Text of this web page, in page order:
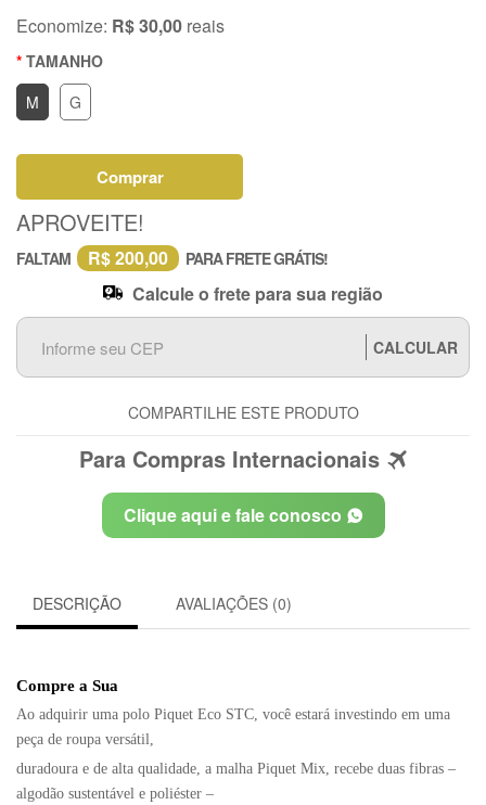
Economize: R$ 30,00 reais
TAMANHO
M
G
Comprar
APROVEITE!
FALTAM R$ 200,00 PARA FRETE GRÁTIS!
Calcule o frete para sua região
CALCULAR
COMPARTILHE ESTE PRODUTO
Para Compras Internacionais
Clique aqui e fale conosco
DESCRIÇÃO AVALIAÇÕES (0)
Compre a Sua
Ao adquirir uma polo Piquet Eco STC, você estará investindo em uma
peça de roupa versátil,
duradoura e de alta qualidade, a malha Piquet Mix, recebe duas fibras –
algodão sustentável e poliéster –